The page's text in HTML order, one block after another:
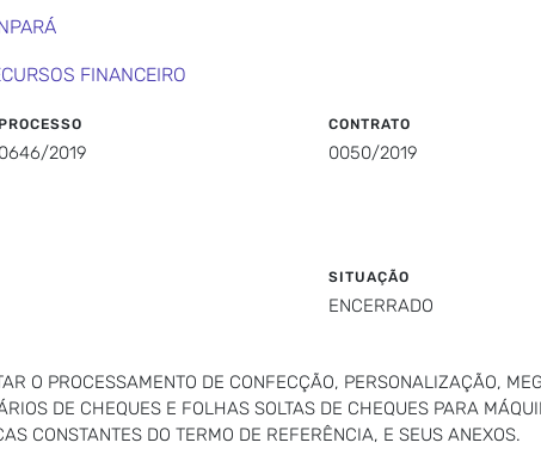
FINANCEIRO
PROCESSO
0646/2019
CONTRATO
0050/2019
SITUAÇÃO
ENCERRADO
O PROCESSAMENTO DE CONFECÇÃO, PERSONALIZAÇÃO,
DE CHEQUES E FOLHAS SOLTAS DE CHEQUES PARA
CONSTANTES DO TERMO DE REFERÊNCIA, E SEUS ANEXOS.